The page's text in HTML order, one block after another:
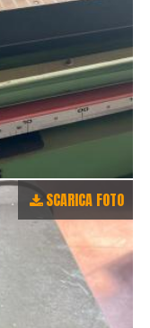
SCARICA FOTO